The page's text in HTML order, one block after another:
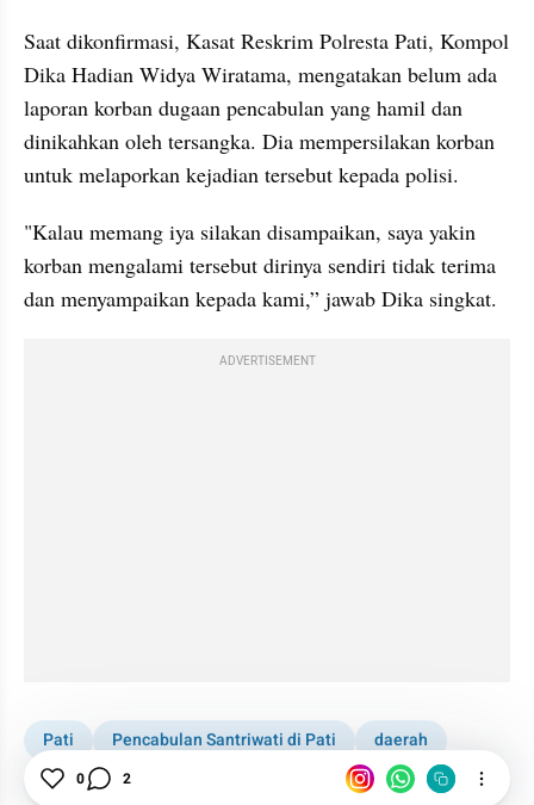
Saat dikonfirmasi, Kasat Reskrim Polresta Pati, Kompol
Dika Hadian Widya Wiratama, mengatakan belum ada
laporan korban dugaan pencabulan yang hamil dan
dinikahkan oleh tersangka. Dia mempersilakan korban
untuk melaporkan kejadian tersebut kepada polisi.
"Kalau memang iya silakan disampaikan, saya yakin
korban mengalami tersebut dirinya sendiri tidak terima
dan menyampaikan kepada kami,” jawab Dika singkat.
ADVERTISEMENT
Pati Pencabulan Santriwati di Pati
daerah
Pencabulan
0 2